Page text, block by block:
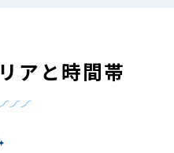
アと時間帯